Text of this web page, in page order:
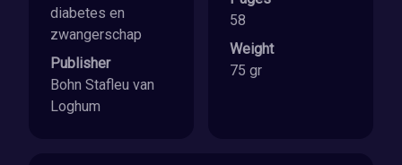
diabetes en
zwangerschap
Publisher
Bohn Stafleu van
Loghum
58
Weight
75 gr